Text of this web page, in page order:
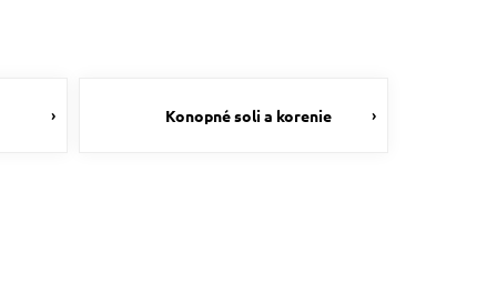
Konopné soli a korenie